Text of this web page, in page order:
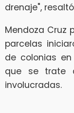
drenaje",
Mendoza Cruz
parcelas
de colonias en
que se trate
involucradas.